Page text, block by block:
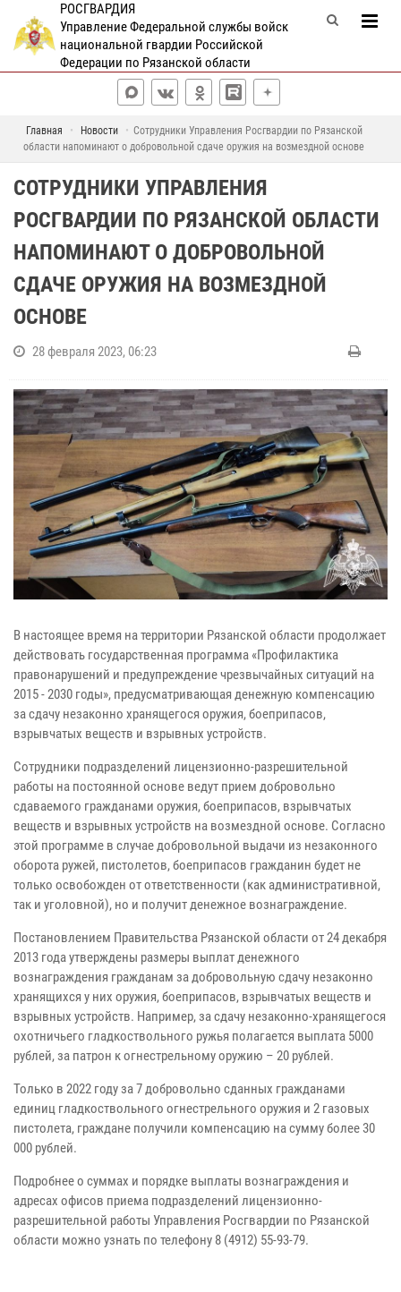
РОСГВАРДИЯ
Управление Федеральной службы войск
национальной гвардии Российской
Федерации по Рязанской области
Главная Новости
Сотрудники Управления Росгвардии по Рязанской
области напоминают о добровольной сдаче оружия на возмездной основе
СОТРУДНИКИ УПРАВЛЕНИЯ
РОСГВАРДИИ ПО РЯЗАНСКОЙ ОБЛАСТИ
НАПОМИНАЮТ О ДОБРОВОЛЬНОЙ
СДАЧЕ ОРУЖИЯ НА ВОЗМЕЗДНОЙ
ОСНОВЕ
28 февраля 2023, 06:23
В настоящее время на территории Рязанской области продолжает
действовать государственная программа «Профилактика
правонарушений и предупреждение чрезвычайных ситуаций на
2015 - 2030 годы», предусматривающая денежную компенсацию
за сдачу незаконно хранящегося оружия, боеприпасов,
взрывчатых веществ и взрывных устройств.
Сотрудники подразделений лицензионно-разрешительной
работы на постоянной основе ведут прием добровольно
сдаваемого гражданами оружия, боеприпасов, взрывчатых
веществ и взрывных устройств на возмездной основе. Согласно
этой программе в случае добровольной выдачи из незаконного
оборота ружей, пистолетов, боеприпасов гражданин будет не
только освобожден от ответственности (как административной,
так и уголовной), но и получит денежное вознаграждение.
Постановлением Правительства ‭Рязанской области от 24 декабря
2013 года утверждены размеры выплат денежного
вознаграждения гражданам за добровольную сдачу незаконно
хранящихся у них оружия, боеприпасов, взрывчатых веществ и
взрывных устройств. Например, за сдачу незаконно-хранящегося
охотничьего гладкоствольного ружья полагается выплата 5000
рублей, за патрон к огнестрельному оружию – 20 рублей.
Только в 2022 году за 7 добровольно сданных гражданами
единиц гладкоствольного огнестрельного оружия и 2 газовых
пистолета, граждане получили компенсацию на сумму более 30
000 рублей.
Подробнее о суммах и порядке выплаты вознаграждения и
адресах офисов приема подразделений лицензионно-
разрешительной работы Управления Росгвардии по Рязанской
области можно узнать по телефону 8 (4912) 55-93-79.